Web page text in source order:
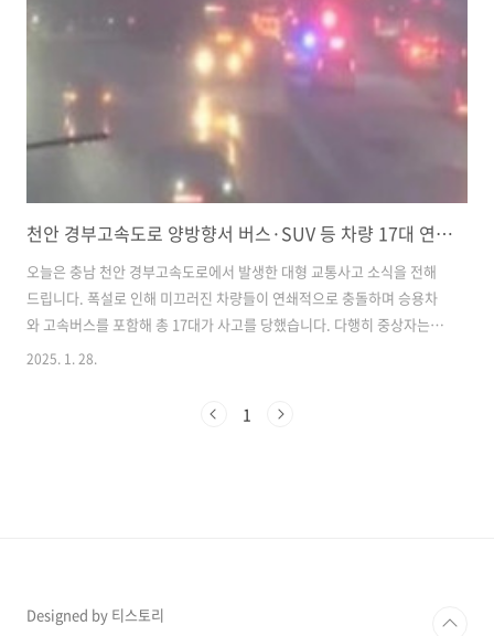
이번 사고 소식은 더욱 많은 사람들에게 충격을 주고 있습니다.​​---​🚗 2.
사고 당시 상황, 피해 규모는?​보도에 따르면, 고명환 ..
천안 경부고속도로 양방향서 버스·SUV 등 차량 17대 연쇄 추돌…8명 부상 병원 이송, 양방향 통제
​오늘은 충남 천안 경부고속도로에서 발생한 대형 교통사고 소식을 전해
드립니다. 폭설로 인해 미끄러진 차량들이 연쇄적으로 충돌하며 승용차
와 고속버스를 포함해 총 17대가 사고를 당했습니다. 다행히 중상자는
없으나 8명이 부상을 입고 병원으로 이송된 것으로 확인되었습니다.​경부
28일 오후 5시 22분께, 충남 천안시 북천안나들목 인근 경부고속도로에
2025. 1. 28.
1
Designed by 티스토리